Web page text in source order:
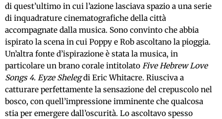
di quest’ultimo in cui l’azione lasciava spazio a una serie
di inquadrature cinematografiche della città
accompagnate dalla musica. Sono convinto che abbia
ispirato la scena in cui Poppy e Rob ascoltano la pioggia.
Un’altra fonte d’ispirazione è stata la musica, in
particolare un brano corale intitolato Five Hebrew Love
Songs 4. Eyze Shelegdi Eric Whitacre. Riusciva a
catturare perfettamente la sensazione del crepuscolo nel
bosco, con quell’impressione imminente che qualcosa
stia per emergere dall’oscurità. Lo ascoltavo spesso